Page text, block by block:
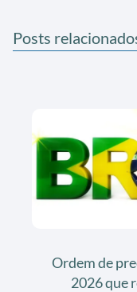
Posts
Ordem de
2026 que